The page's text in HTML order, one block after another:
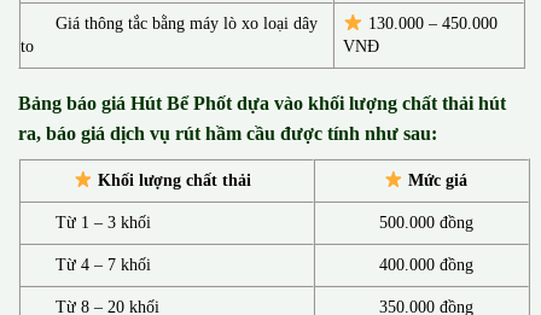
Giá thông tắc bằng máy lò xo loại dây
to
130.000 –450.000
VNĐ
Bảng báo giá Hút Bể Phốt dựa vào khối lượng chất thải hút
ra, báo giá dịch vụ rút hầm cầu được tính như sau:
Khối lượng chất thải Mức giá
Từ 1 – 3 khối 500.000 đồng
Từ 4 – 7 khối 400.000 đồng
Từ 8 – 20 khối 350.000 đồng